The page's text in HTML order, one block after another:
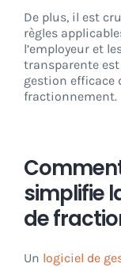
De plus, il est
règles
l’employeur et
transparente
gestion efficace
fractionnement.
simplifie
de
Un logiciel de